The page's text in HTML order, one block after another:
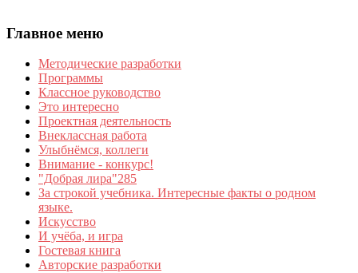
Главное меню
Методические разработки
Программы
Классное руководство
Это интересно
Проектная деятельность
Внеклассная работа
Улыбнёмся, коллеги
Внимание - конкурс!
"Добрая лира"285
За строкой учебника. Интересные факты о родном
языке.
Искусство
И учёба, и игра
Гостевая книга
Авторские разработки